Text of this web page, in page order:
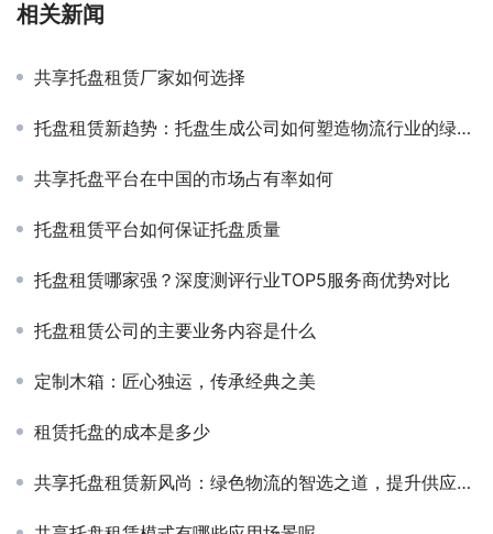
相关新闻
共享托盘租赁厂家如何选择
托盘租赁新趋势：托盘生成公司如何塑造物流行业的绿色智能未来
共享托盘平台在中国的市场占有率如何
托盘租赁平台如何保证托盘质量
托盘租赁哪家强？深度测评行业TOP5服务商优势对比
托盘租赁公司的主要业务内容是什么
定制木箱：匠心独运，传承经典之美
租赁托盘的成本是多少
共享托盘租赁新风尚：绿色物流的智选之道，提升供应链效率